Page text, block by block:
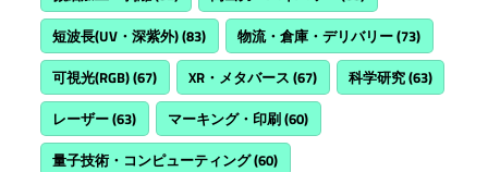
短波長(UV・深紫外)(83) 物流・倉庫・デリバリー(73)
可視光(RGB)(67) XR・メタバース (67) 科学研究(63)
レーザー(63) マーキング・印刷(60)
量子技術・コンピューティング(60)